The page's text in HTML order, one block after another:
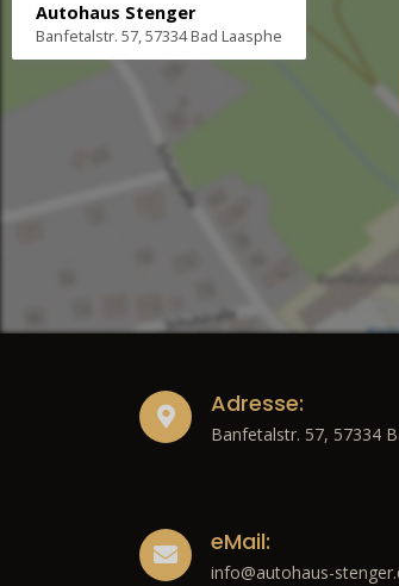
Autohaus Stenger
Banfetalstr. 57, 57334 Bad Laasphe
Adresse:
Banfetalstr. 57, 57334
eMail:
info@autohaus-